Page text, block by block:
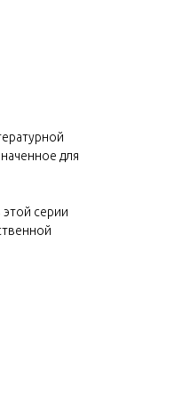
для
серии